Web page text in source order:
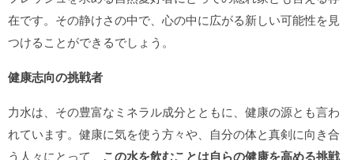
在です。その静けさの中で、心の中に広がる新しい可能性を見
つけることができるでしょう。
健康志向の挑戦者
力水は、その豊富なミネラル成分とともに、健康の源とも言わ
れています。健康に気を使う方々や、自分の体と真剣に向き合
う人々にとって、 この水を飲むことは自らの健康を高める挑戦